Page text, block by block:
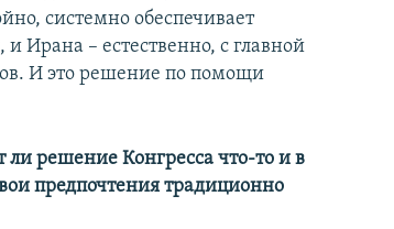
системно обеспечивает
Ирана – естественно, с главной
И это решение по помощи
решение Конгресса что-то и в
предпочтения традиционно